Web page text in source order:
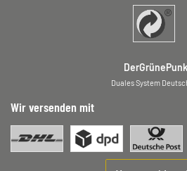
Duales System
Wir versenden mit